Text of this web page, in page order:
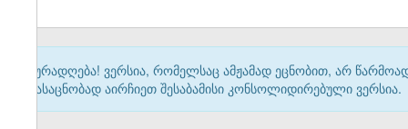
ყურადღება! ვერსია, რომელსაც ამჟამად ეცნობით, არ
გასაცნობად აირჩიეთ შესაბამისი კონსოლიდირებული ვერსია.